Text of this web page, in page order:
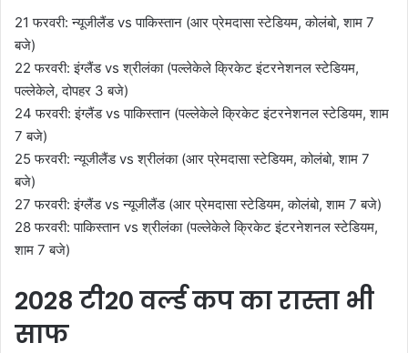
21 फरवरी: न्यूजीलैंड vs पाकिस्तान (आर प्रेमदासा स्टेडियम, कोलंबो, शाम 7
बजे)
22 फरवरी: इंग्लैंड vs श्रीलंका (पल्लेकेले क्रिकेट इंटरनेशनल स्टेडियम,
पल्लेकेले, दोपहर 3 बजे)
24 फरवरी: इंग्लैंड vs पाकिस्तान (पल्लेकेले क्रिकेट इंटरनेशनल स्टेडियम, शाम
7 बजे)
25 फरवरी: न्यूजीलैंड vs श्रीलंका (आर प्रेमदासा स्टेडियम, कोलंबो, शाम 7
बजे)
27 फरवरी: इंग्लैंड vs न्यूजीलैंड (आर प्रेमदासा स्टेडियम, कोलंबो, शाम 7 बजे)
28 फरवरी: पाकिस्तान vs श्रीलंका (पल्लेकेले क्रिकेट इंटरनेशनल स्टेडियम,
शाम 7 बजे)
2028 टी20 वर्ल्ड कप का रास्ता भी
साफ